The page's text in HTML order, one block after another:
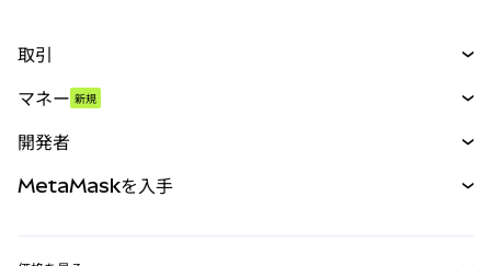
取引
パーペチュアル
RWA
マネー 新規
開発者
MetaMaskを入手